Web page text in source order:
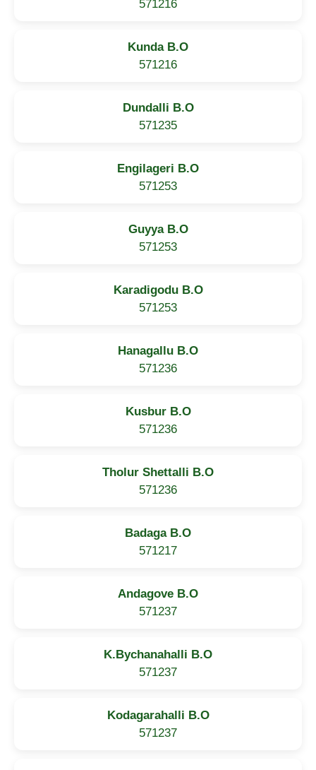
571216
Kunda B.O
571216
Dundalli B.O
571235
Engilageri B.O
571253
Guyya B.O
571253
Karadigodu B.O
571253
Hanagallu B.O
571236
Kusbur B.O
571236
Tholur Shettalli B.O
571236
Badaga B.O
571217
Andagove B.O
571237
K.Bychanahalli B.O
571237
Kodagarahalli B.O
571237